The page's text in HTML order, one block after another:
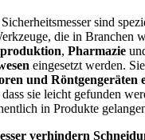
sind
die in Branchen
,Pharmazie
eingesetzt werden.
und Röntgengeräten
sie leicht gefunden
in Produkte
verhindern